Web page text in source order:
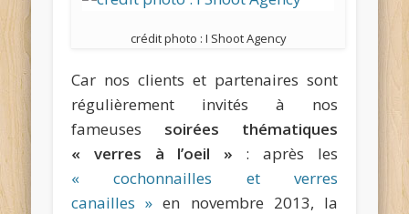
crédit photo : I Shoot Agency
Car nos clients et partenaires sont
régulièrement invités à nos
fameuses soirées thématiques
« verres à l’oeil » : après les
« cochonnailles et verres
canailles » en novembre 2013, la